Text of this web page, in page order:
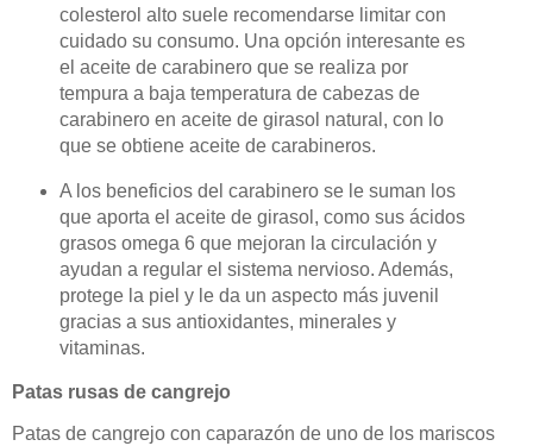
colesterol alto suele recomendarse limitar con
cuidado su consumo. Una opción interesante es
el aceite de carabinero que se realiza por
tempura a baja temperatura de cabezas de
carabinero en aceite de girasol natural, con lo
que se obtiene aceite de carabineros.
A los beneficios del carabinero se le suman los
que aporta el aceite de girasol, como sus ácidos
grasos omega 6 que mejoran la circulación y
ayudan a regular el sistema nervioso. Además,
protege la piel y le da un aspecto más juvenil
gracias a sus antioxidantes, minerales y
vitaminas.
Patas rusas de cangrejo
Patas de cangrejo con caparazón de uno de los mariscos